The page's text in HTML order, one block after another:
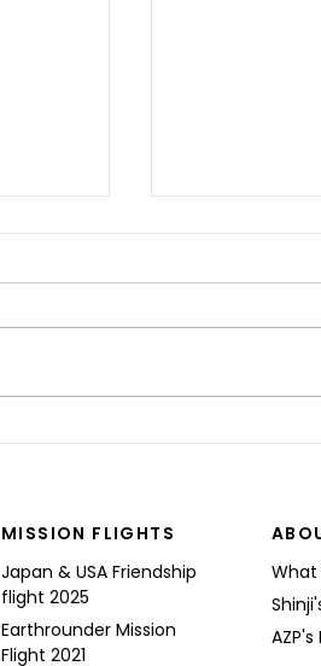
MISSION FLIGHTS
Japan & USA Friendship
flight 2025
Earthrounder Mission
Flight 2021
What